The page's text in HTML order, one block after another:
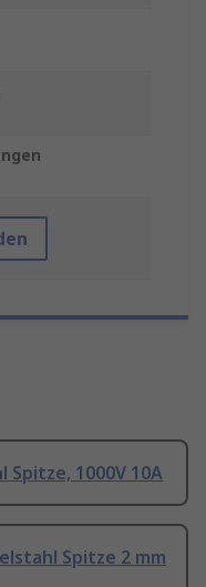
1000V 10A
Spitze 2 mm